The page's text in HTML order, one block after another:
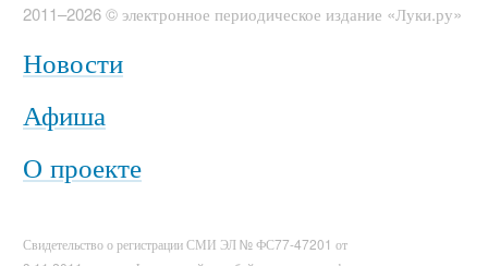
2011–2026 © электронное периодическое издание «Луки.ру»
Новости
Афиша
О проекте
Свидетельство о регистрации СМИ ЭЛ № ФС77-47201 от